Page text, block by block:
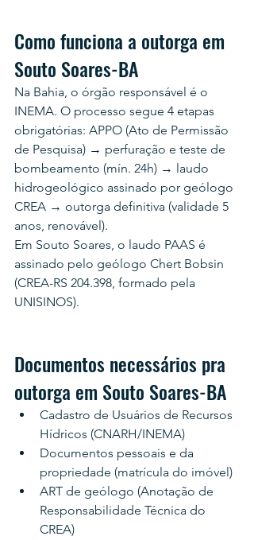
Como funciona a outorga em
Souto Soares-BA
Na Bahia, o órgão responsável é o
INEMA. O processo segue 4 etapas
obrigatórias: APPO (Ato de Permissão
de Pesquisa) → perfuração e teste de
bombeamento (mín. 24h) → laudo
hidrogeológico assinado por geólogo
CREA → outorga definitiva (validade 5
anos, renovável).
Em Souto Soares, o laudo PAAS é
assinado pelo geólogo Chert Bobsin
(CREA-RS 204.398, formado pela
UNISINOS).
Documentos necessários pra
outorga em Souto Soares-BA
Cadastro de Usuários de Recursos
Hídricos (CNARH/INEMA)
Documentos pessoais e da
propriedade (matrícula do imóvel)
ART de geólogo (Anotação de
Responsabilidade Técnica do
CREA)